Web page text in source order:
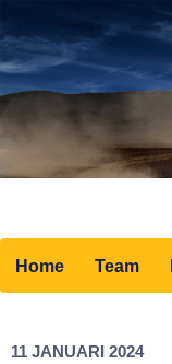
Home Team
11 JANUARI 2024